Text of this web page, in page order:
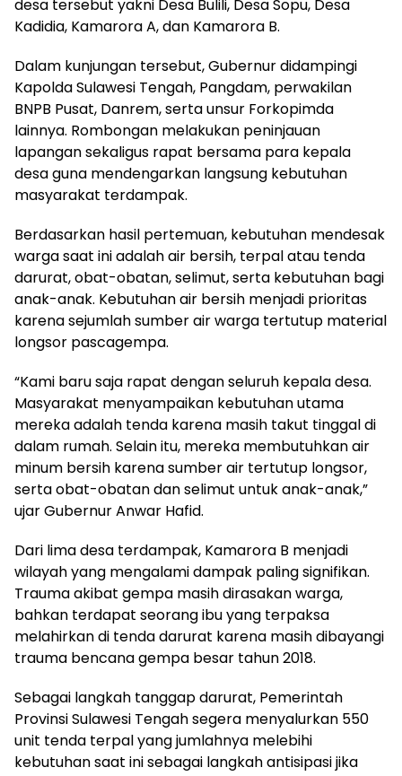
desa tersebut yakni Desa Bulili, Desa Sopu, Desa
Kadidia, Kamarora A, dan Kamarora B.
Dalam kunjungan tersebut, Gubernur didampingi
Kapolda Sulawesi Tengah, Pangdam, perwakilan
BNPB Pusat, Danrem, serta unsur Forkopimda
lainnya. Rombongan melakukan peninjauan
lapangan sekaligus rapat bersama para kepala
desa guna mendengarkan langsung kebutuhan
masyarakat terdampak.
Berdasarkan hasil pertemuan, kebutuhan mendesak
warga saat ini adalah air bersih, terpal atau tenda
darurat, obat-obatan, selimut, serta kebutuhan bagi
anak-anak. Kebutuhan air bersih menjadi prioritas
karena sejumlah sumber air warga tertutup material
longsor pascagempa.
“Kami baru saja rapat dengan seluruh kepala desa.
Masyarakat menyampaikan kebutuhan utama
mereka adalah tenda karena masih takut tinggal di
dalam rumah. Selain itu, mereka membutuhkan air
minum bersih karena sumber air tertutup longsor,
serta obat-obatan dan selimut untuk anak-anak,”
ujar Gubernur Anwar Hafid.
Dari lima desa terdampak, Kamarora B menjadi
wilayah yang mengalami dampak paling signifikan.
Trauma akibat gempa masih dirasakan warga,
bahkan terdapat seorang ibu yang terpaksa
melahirkan di tenda darurat karena masih dibayangi
trauma bencana gempa besar tahun 2018.
Sebagai langkah tanggap darurat, Pemerintah
Provinsi Sulawesi Tengah segera menyalurkan 550
unit tenda terpal yang jumlahnya melebihi
kebutuhan saat ini sebagai langkah antisipasi jika